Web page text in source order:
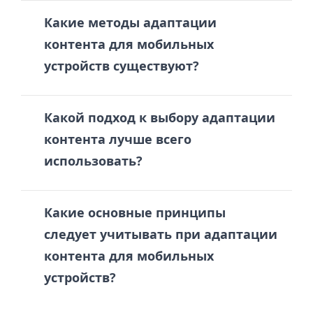
Какие методы адаптации
контента для мобильных
устройств существуют?
Какой подход к выбору адаптации
контента лучше всего
использовать?
Какие основные принципы
следует учитывать при адаптации
контента для мобильных
устройств?